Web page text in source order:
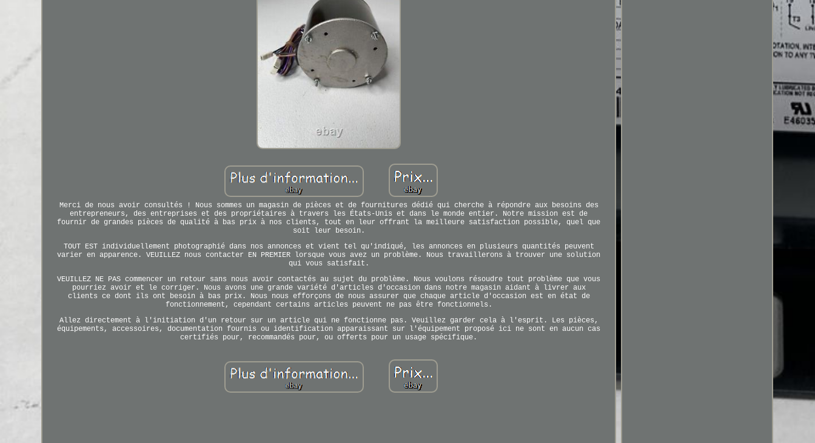
Merci de nous avoir consultés ! Nous sommes un magasin de pièces et de fournitures dédié qui cherche à répondre aux besoins des
entrepreneurs, des entreprises et des propriétaires à travers les États-Unis et dans le monde entier. Notre mission est de
fournir de grandes pièces de qualité à bas prix à nos clients, tout en leur offrant la meilleure satisfaction possible, quel que
soit leur besoin.
TOUT EST individuellement photographié dans nos annonces et vient tel qu'indiqué, les annonces en plusieurs quantités peuvent
varier en apparence. VEUILLEZ nous contacter EN PREMIER lorsque vous avez un problème. Nous travaillerons à trouver une solution
qui vous satisfait.
VEUILLEZ NE PAS commencer un retour sans nous avoir contactés au sujet du problème. Nous voulons résoudre tout problème que vous
pourriez avoir et le corriger. Nous avons une grande variété d'articles d'occasion dans notre magasin aidant à livrer aux
clients ce dont ils ont besoin à bas prix. Nous nous efforçons de nous assurer que chaque article d'occasion est en état de
fonctionnement, cependant certains articles peuvent ne pas être fonctionnels.
Allez directement à l'initiation d'un retour sur un article qui ne fonctionne pas. Veuillez garder cela à l'esprit. Les pièces,
équipements, accessoires, documentation fournis ou identification apparaissant sur l'équipement proposé ici ne sont en aucun cas
certifiés pour, recommandés pour, ou offerts pour un usage spécifique.